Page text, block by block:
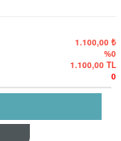
1.100,00 ₺
%0
1.100,00 TL
0